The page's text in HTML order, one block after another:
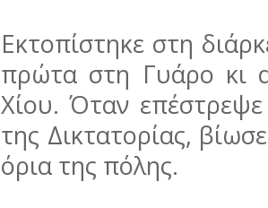
Εκτοπίστηκε στη
πρώτα στη Γυάρο κι
Χίου. Όταν
της Δικτατορίας,
όρια της πόλης.